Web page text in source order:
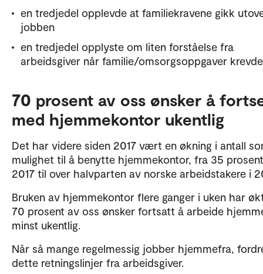
en tredjedel opplevde at familiekravene gikk
jobben
en tredjedel opplyste om liten forståelse fra
arbeidsgiver når familie/omsorgsoppgaver
70 prosent av oss ønsker å
med hjemmekontor ukentlig
Det har videre siden 2017 vært en økning i antall
mulighet til å benytte hjemmekontor, fra 35
2017 til over halvparten av norske arbeidstakere i
Bruken av hjemmekontor flere ganger i uken har
70 prosent av oss ønsker fortsatt å arbeide
minst ukentlig.
Når så mange regelmessig jobber hjemmefra,
dette retningslinjer fra arbeidsgiver.